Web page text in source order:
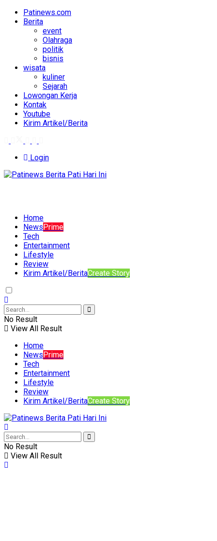
Patinews.com
Berita
event
Olahraga
politik
bisnis
wisata
kuliner
Sejarah
Lowongan Kerja
Kontak
Youtube
Kirim Artikel/Berita
Login
Home
NewsPrime
Tech
Entertainment
Lifestyle
Review
Kirim Artikel/BeritaCreate Story
No Result
View All Result
Home
NewsPrime
Tech
Entertainment
Lifestyle
Review
Kirim Artikel/BeritaCreate Story
No Result
View All Result